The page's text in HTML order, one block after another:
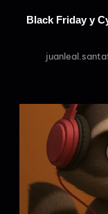
Black Friday y